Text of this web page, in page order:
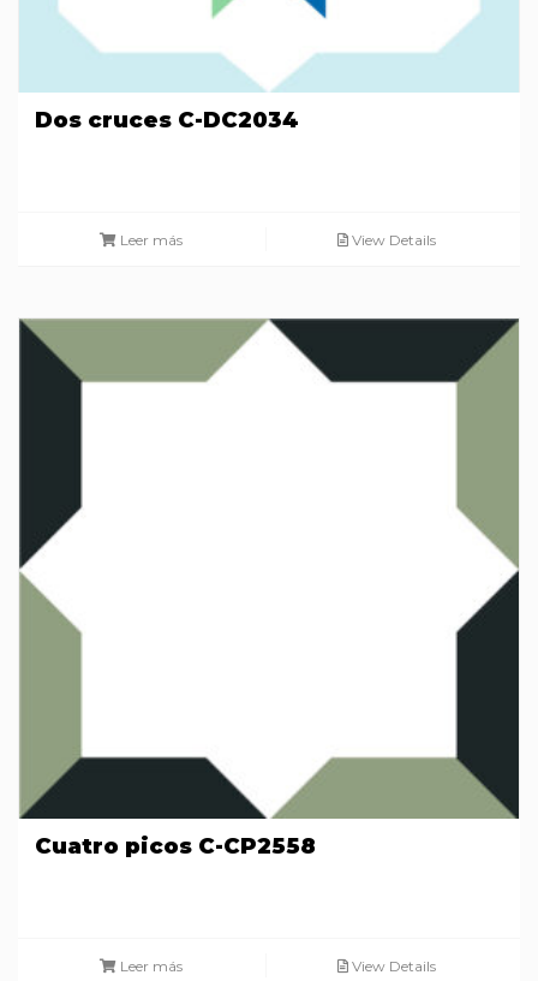
Dos cruces C-DC2034
Leer más View Details
Cuatro picos C-CP2558
Leer más View Details